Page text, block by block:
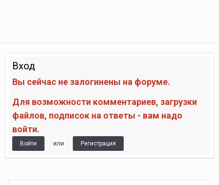
Вход
Вы сейчас не залогинены на форуме.
Для возможности комментариев, загрузки
файлов, подписок на ответы - вам надо
войти.
Войти или Регистрация